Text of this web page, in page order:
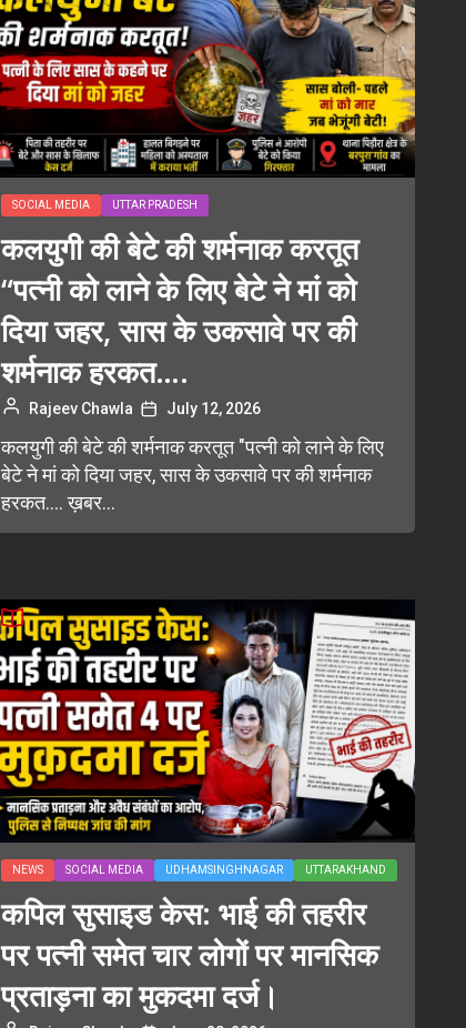
SOCIAL MEDIA UTTAR PRADESH
कलयुगी की बेटे की शर्मनाक करतूत
“पत्नी को लाने के लिए बेटे ने मां को
दिया जहर, सास के उकसावे पर की
शर्मनाक हरकत….
Rajeev Chawla July 12, 2026
कलयुगी की बेटे की शर्मनाक करतूत "पत्नी को लाने के लिए
बेटे ने मां को दिया जहर, सास के उकसावे पर की शर्मनाक
हरकत.... ख़बर...
NEWS SOCIAL MEDIA UDHAMSINGHNAGAR UTTARAKHAND
कपिल सुसाइड केस: भाई की तहरीर
पर पत्नी समेत चार लोगों पर मानसिक
प्रताड़ना का मुकदमा दर्ज।